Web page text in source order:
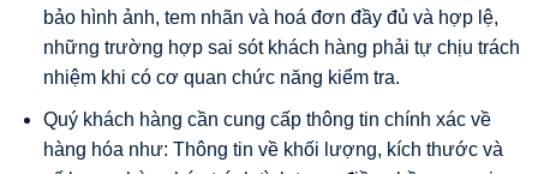
bảo hình ảnh, tem nhãn và hoá đơn đầy đủ và hợp lệ,
những trường hợp sai sót khách hàng phải tự chịu trách
nhiệm khi có cơ quan chức năng kiểm tra.
Quý khách hàng cần cung cấp thông tin chính xác về
hàng hóa như: Thông tin về khối lượng, kích thước và